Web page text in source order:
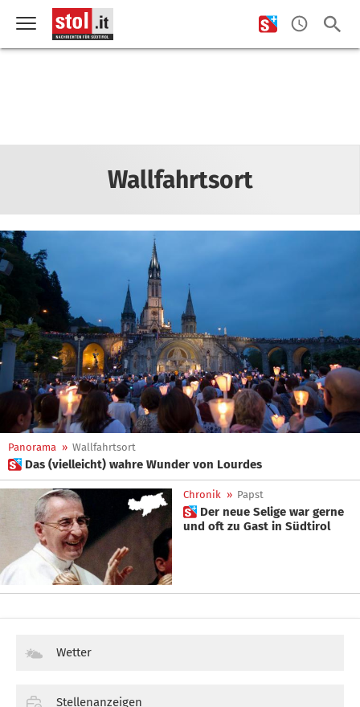
Wallfahrtsort
Panorama » Wallfahrtsort
 Das (vielleicht) wahre Wunder von Lourdes
Chronik » Papst
 Der neue Selige war gerne
und oft zu Gast in Südtirol
Wetter
Stellenanzeigen